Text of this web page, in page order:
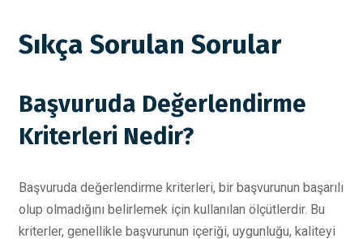
Sıkça Sorulan Sorular
Başvuruda Değerlendirme
Kriterleri Nedir?
Başvuruda değerlendirme kriterleri, bir başvurunun başarılı
olup olmadığını belirlemek için kullanılan ölçütlerdir. Bu
kriterler, genellikle başvurunun içeriği, uygunluğu, kaliteyi